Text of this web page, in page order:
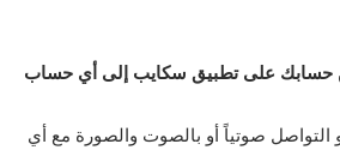
حسابك على تطبيق سكايب إلى أي حساب
التواصل صوتياً أو بالصوت والصورة مع أي